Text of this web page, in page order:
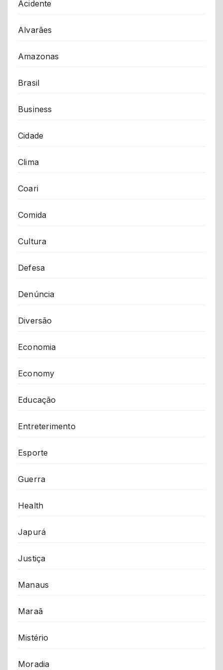
Acidente
Alvarães
Amazonas
Brasil
Business
Cidade
Clima
Coari
Comida
Cultura
Defesa
Denúncia
Diversão
Economia
Economy
Educação
Entreterimento
Esporte
Guerra
Health
Japurá
Justiça
Manaus
Maraã
Mistério
Moradia